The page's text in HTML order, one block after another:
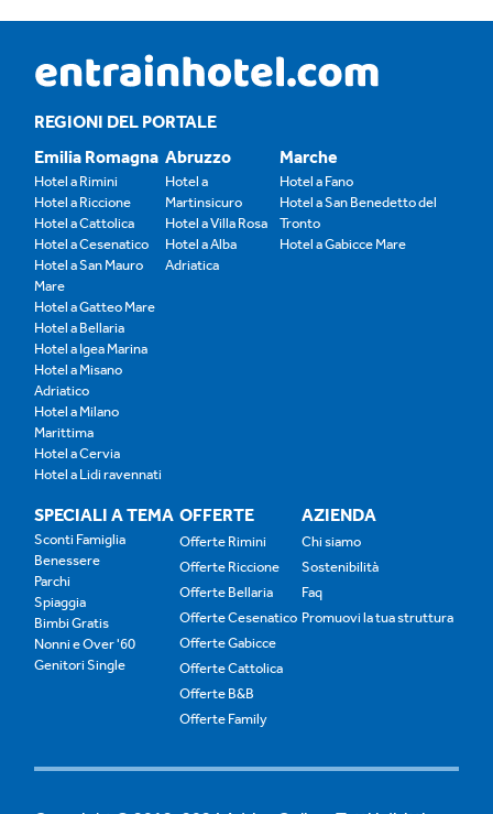
REGIONI DEL PORTALE
Emilia Romagna
Hotel a Rimini
Hotel a Riccione
Hotel a Cattolica
Hotel a Cesenatico
Hotel a San Mauro
Mare
Hotel a Gatteo Mare
Hotel a Bellaria
Hotel a Igea Marina
Hotel a Misano
Adriatico
Hotel a Milano
Marittima
Hotel a Cervia
Hotel a Lidi ravennati
Abruzzo
Hotel a
Martinsicuro
Hotel a Villa Rosa
Hotel a Alba
Adriatica
Marche
Hotel a Fano
Hotel a San Benedetto del
Tronto
Hotel a Gabicce Mare
SPECIALI A TEMA
Sconti Famiglia
Benessere
Parchi
Spiaggia
Bimbi Gratis
Nonni e Over '60
Genitori Single
OFFERTE
Offerte Rimini
Offerte Riccione
Offerte Bellaria
Offerte Cesenatico
Offerte Gabicce
Offerte Cattolica
Offerte B&B
Offerte Family
AZIENDA
Chi siamo
Sostenibilità
Faq
Promuovi la tua struttura